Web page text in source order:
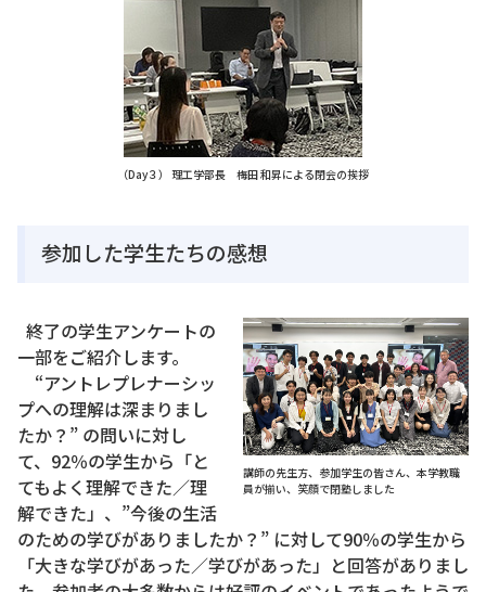
（Day３） 理工学部長 梅田 和昇による閉会の挨拶
参加した学生たちの感想
講師の先生方、参加学生の皆さん、本学教職
員が揃い、笑顔で閉塾しました
終了の学生アンケートの
一部をご紹介します。
“アントレプレナーシッ
プへの理解は深まりまし
たか？” の問いに対し
て、92％の学生から「と
てもよく理解できた／理
解できた」、”今後の生活
のための学びがありましたか？” に対して90％の学生から
「大きな学びがあった／学びがあった」と回答がありまし